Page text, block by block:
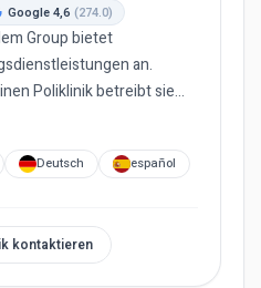
Google 4,6 (274.0)
Group bietet
an.
Poliklinik betreibt sie
Deutsch
español
kontaktieren